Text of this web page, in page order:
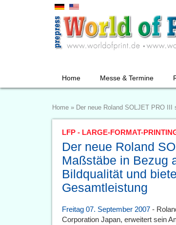
Home Messe & Termine
Home » Der neue Roland SOLJET PRO
LFP - LARGE-FORMAT-
Der neue Roland
Maßstäbe in Bezug
Bildqualität und
Gesamtleistung
Freitag 07. September 2007 -
Corporation Japan, erweitert sein